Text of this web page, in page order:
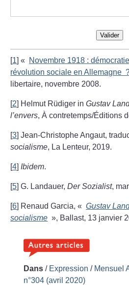
Valider
[1]«
Novembre 1918 :
révolution sociale en Allemagne
libertaire, novembre 2008.
[2] Helmut Rüdiger inGustav
l’envers, À contretemps/Éditions
[3]Jean-Christophe Angaut,
socialisme, La Lenteur, 2019.
[4]Ibidem.
[5]G. Landauer,Der Sozialist,
[6] Renaud Garcia, « Gustav
socialisme », Ballast, 13 janvier
Dans / Expression / Mensuel
n°304 (avril 2020)